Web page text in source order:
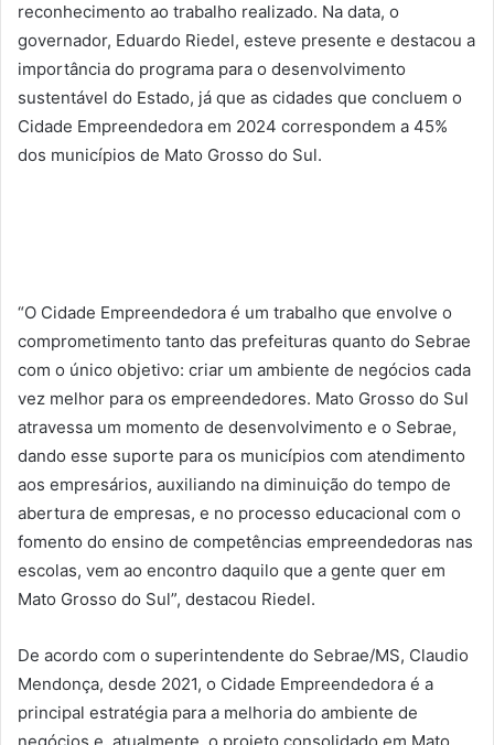
reconhecimento ao trabalho realizado. Na data, o
governador, Eduardo Riedel, esteve presente e destacou a
importância do programa para o desenvolvimento
sustentável do Estado, já que as cidades que concluem o
Cidade Empreendedora em 2024 correspondem a 45%
dos municípios de Mato Grosso do Sul.
“O Cidade Empreendedora é um trabalho que envolve o
comprometimento tanto das prefeituras quanto do Sebrae
com o único objetivo: criar um ambiente de negócios cada
vez melhor para os empreendedores. Mato Grosso do Sul
atravessa um momento de desenvolvimento e o Sebrae,
dando esse suporte para os municípios com atendimento
aos empresários, auxiliando na diminuição do tempo de
abertura de empresas, e no processo educacional com o
fomento do ensino de competências empreendedoras nas
escolas, vem ao encontro daquilo que a gente quer em
Mato Grosso do Sul”, destacou Riedel.
De acordo com o superintendente do Sebrae/MS, Claudio
Mendonça, desde 2021, o Cidade Empreendedora é a
principal estratégia para a melhoria do ambiente de